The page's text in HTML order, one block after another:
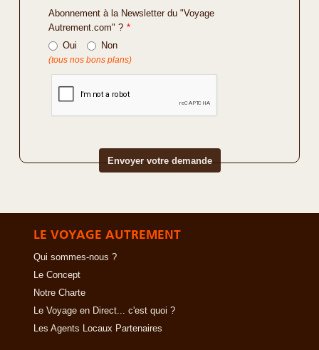
Abonnement à la Newsletter du "Voyage
Autrement.com" ? *
Oui
Non
(tous nos bons plans)
LE VOYAGE AUTREMENT
Qui sommes-nous ?
Le Concept
Notre Charte
Le Voyage en Direct... c'est quoi ?
Les Agents Locaux Partenaires